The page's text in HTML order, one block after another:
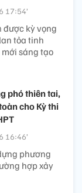
17:54’
kỳ vọng
tỏa tinh
sáng tạo
phó thiên tai,
cho Kỳ thi
16:46’
phương
hợp xảy